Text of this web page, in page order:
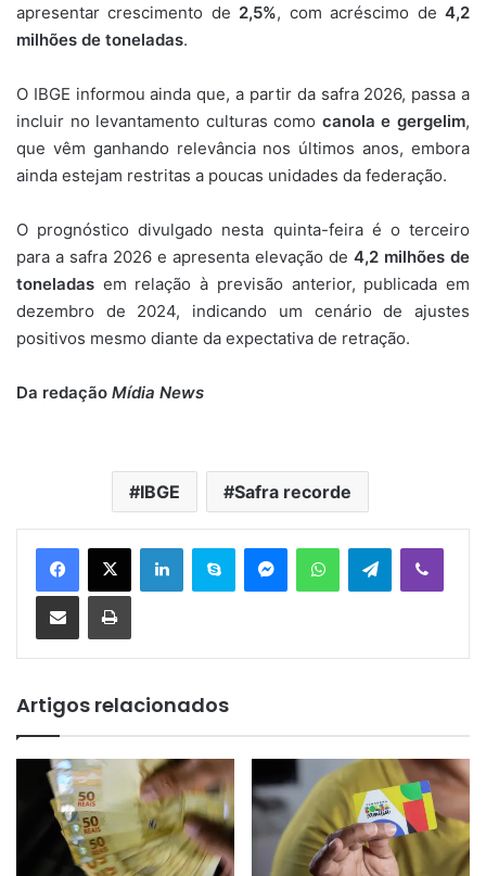
apresentar crescimento de 2,5%, com acréscimo de4,2
milhões de toneladas.
O IBGE informou ainda que, a partir da safra 2026, passa a
incluir no levantamento culturas como canola e gergelim,
que vêm ganhando relevância nos últimos anos, embora
ainda estejam restritas a poucas unidades da federação.
O prognóstico divulgado nesta quinta-feira é o terceiro
para a safra 2026 e apresenta elevação de 4,2 milhões de
toneladas em relação à previsão anterior, publicada em
dezembro de 2024, indicando um cenário de ajustes
positivos mesmo diante da expectativa de retração.
Da redação Mídia News
IBGE Safra recorde
Telegram
Artigos relacionados